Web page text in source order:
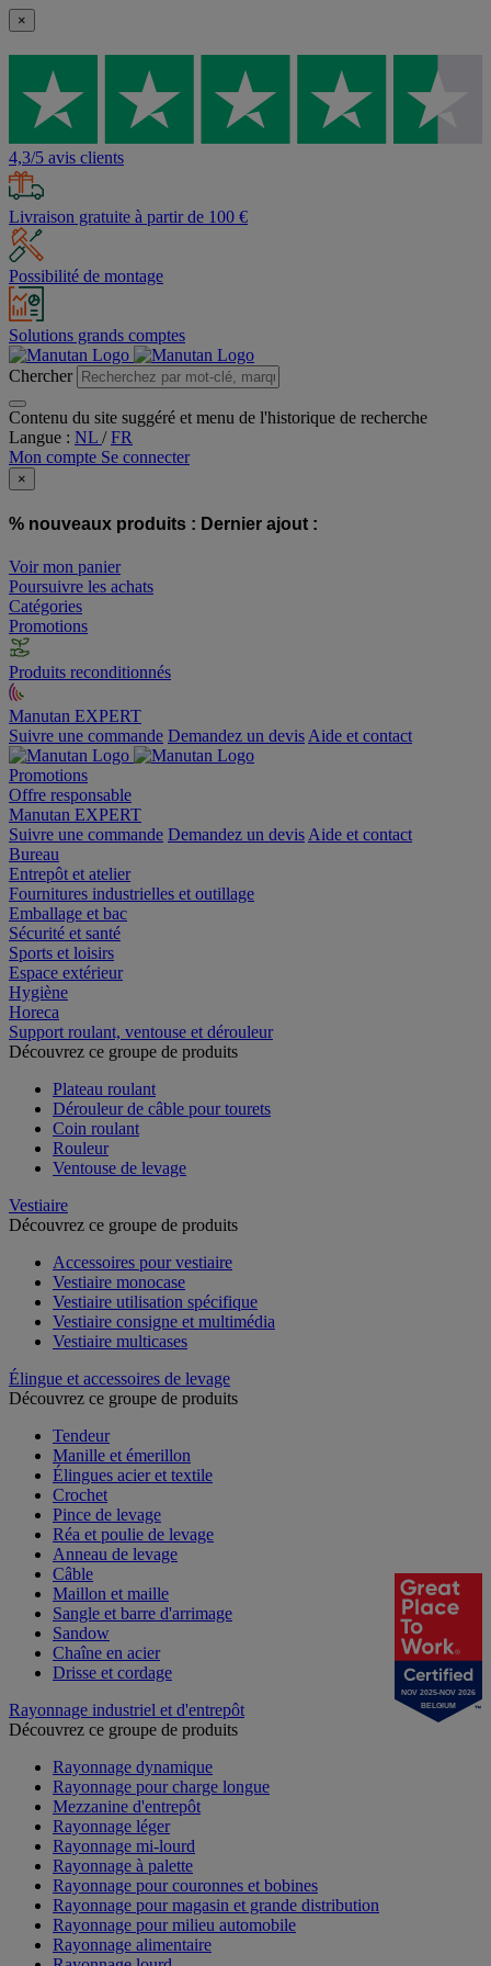
×
4,3/5 avis clients
Livraison gratuite à partir de 100 €
Possibilité de montage
Solutions grands comptes
Chercher
Contenu du site suggéré et menu de l'historique de recherche
Langue : NL /FR
Mon compte Se connecter
×
% nouveaux produits : Dernier ajout :
Voir mon panier
Poursuivre les achats
Catégories
Promotions
Produits reconditionnés
Manutan EXPERT
Suivre une commande Demandez un devis Aide et contact
Promotions
Offre responsable
Manutan EXPERT
Suivre une commande Demandez un devis Aide et contact
Bureau
Entrepôt et atelier
Fournitures industrielles et outillage
Emballage et bac
Sécurité et santé
Sports et loisirs
Espace extérieur
Hygiène
Horeca
Support roulant, ventouse et dérouleur
Découvrez ce groupe de produits
Plateau roulant
Dérouleur de câble pour tourets
Coin roulant
Rouleur
Ventouse de levage
Vestiaire
Découvrez ce groupe de produits
Accessoires pour vestiaire
Vestiaire monocase
Vestiaire utilisation spécifique
Vestiaire consigne et multimédia
Vestiaire multicases
Élingue et accessoires de levage
Découvrez ce groupe de produits
Tendeur
Manille et émerillon
Élingues acier et textile
Crochet
Pince de levage
Réa et poulie de levage
Anneau de levage
Câble
Maillon et maille
Sangle et barre d'arrimage
Sandow
Chaîne en acier
Drisse et cordage
Rayonnage industriel et d'entrepôt
Découvrez ce groupe de produits
Rayonnage dynamique
Rayonnage pour charge longue
Mezzanine d'entrepôt
Rayonnage léger
Rayonnage mi-lourd
Rayonnage à palette
Rayonnage pour couronnes et bobines
Rayonnage pour magasin et grande distribution
Rayonnage pour milieu automobile
Rayonnage alimentaire
NOV 2025-NOV 2026
BELGIUM